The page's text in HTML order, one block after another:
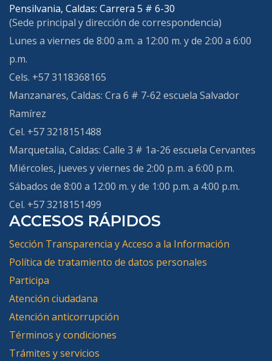
Pensilvania, Caldas: Carrera 5 # 6-30
(Sede principal y dirección de correspondencia)
Lunes a viernes de 8:00 a.m. a 12:00 m. y de 2:00 a 6:00
p.m.
Cels. +57 3118368165
Manzanares, Caldas: Cra 6 # 7-62 escuela Salvador
Ramírez
Cel. +57 3218151488
Marquetalia, Caldas: Calle 3 # 1a-26 escuela Cervantes
Miércoles, jueves y viernes de 2:00 p.m. a 6:00 p.m.
Sábados de 8:00 a 12:00 m. y de 1:00 p.m. a 4:00 p.m.
Cel. +57 3218151499
ACCESOS RÁPIDOS
Sección Transparencia y Acceso a la Información
Política de tratamiento de datos personales
Participa
Atención ciudadana
Atención anticorrupción
Términos y condiciones
Trámites y servicios